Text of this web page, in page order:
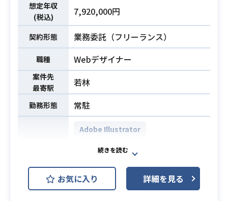
業務内容
全般を担当していただきます。
また、必要に応じて若手メンバー育
成などをお任せいたします。
デザイナーと連携し、ゲームグラフ
ィックス表現を実現化していくこと
が主な業務です。
【具体的な業務例】
・レンダリングシステム、シェーダ
ー開発、エフェクト、ポストエフェ
クトの設計、実装
・レンダリングパイプライン構築
・Unity上でのエディタツール作成
・エンジニア/デザイナーとの連携業
務
想定年収
(税込)
7,920,000円
契約形態 業務委託（フリーランス）
職種 Webデザイナー
案件先
最寄駅
若林
勤務形態 常駐
Adobe Illustrator
Adobe Photoshop
Figma
大人気のアバターゲームなどを提供
お気に入り 詳細を見る